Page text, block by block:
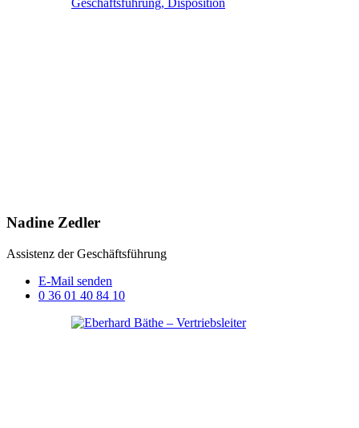
Nadine Zedler
Assistenz der Geschäftsführung
E-Mail senden
0 36 01 40 84 10